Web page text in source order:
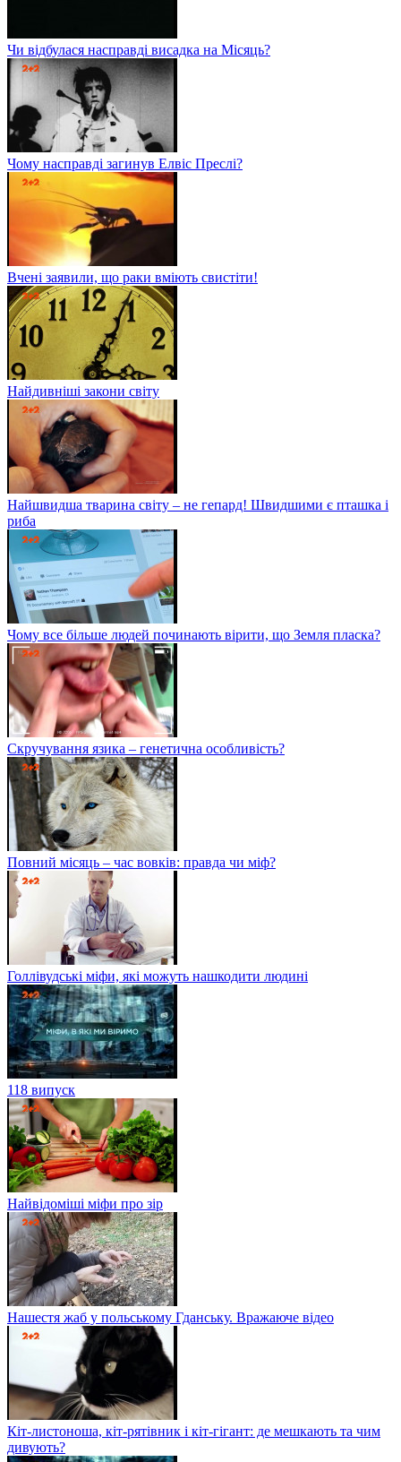
Чи відбулася насправді висадка на Місяць?
Чому насправді загинув Елвіс Преслі?
Вчені заявили, що раки вміють свистіти!
Найдивніші закони світу
Найшвидша тварина світу – не гепард! Швидшими є пташка і
риба
Чому все більше людей починають вірити, що Земля пласка?
Скручування язика – генетична особливість?
Повний місяць – час вовків: правда чи міф?
Голлівудські міфи, які можуть нашкодити людині
118 випуск
Найвідоміші міфи про зір
Нашестя жаб у польському Гданську. Вражаюче відео
Кіт-листоноша, кіт-рятівник і кіт-гігант: де мешкають та чим
дивують?